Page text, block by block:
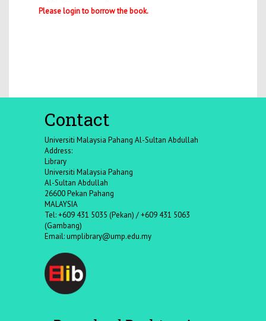
Please login to borrow the book.
Contact
Universiti Malaysia Pahang Al-Sultan Abdullah
Address:
Library
Universiti Malaysia Pahang
Al-Sultan Abdullah
26600 Pekan Pahang
MALAYSIA
Tel: +609 431 5035 (Pekan) / +609 431 5063
(Gambang)
Email:umplibrary@ump.edu.my